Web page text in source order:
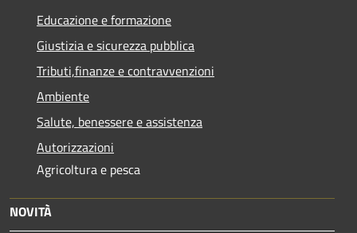
Educazione e formazione
Giustizia e sicurezza pubblica
Tributi,finanze e contravvenzioni
Ambiente
Salute, benessere e assistenza
Autorizzazioni
Agricoltura e pesca
NOVITÀ